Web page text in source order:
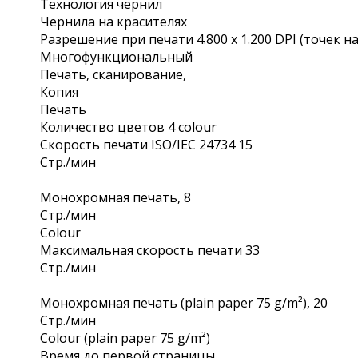
Технология чернил
Чернила на красителях
Разрешение при печати 4.800 x 1.200 DPI (точек
Многофункциональный
Печать, сканирование,
Копия
Печать
Количество цветов 4 colour
Скорость печати ISO/IEC 24734 15
Стр./мин
Монохромная печать, 8
Стр./мин
Colour
Максимальная скорость печати 33
Стр./мин
Монохромная печать (plain paper 75 g/m²), 20
Стр./мин
Colour (plain paper 75 g/m²)